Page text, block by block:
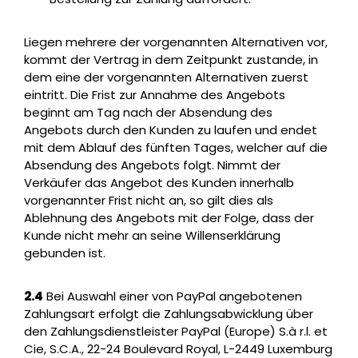
Liegen mehrere der vorgenannten Alternativen vor,
kommt der Vertrag in dem Zeitpunkt zustande, in
dem eine der vorgenannten Alternativen zuerst
eintritt. Die Frist zur Annahme des Angebots
beginnt am Tag nach der Absendung des
Angebots durch den Kunden zu laufen und endet
mit dem Ablauf des fünften Tages, welcher auf die
Absendung des Angebots folgt. Nimmt der
Verkäufer das Angebot des Kunden innerhalb
vorgenannter Frist nicht an, so gilt dies als
Ablehnung des Angebots mit der Folge, dass der
Kunde nicht mehr an seine Willenserklärung
gebunden ist.
2.4 Bei Auswahl einer von PayPal angebotenen
Zahlungsart erfolgt die Zahlungsabwicklung über
den Zahlungsdienstleister PayPal (Europe) S.à r.l. et
Cie, S.C.A., 22-24 Boulevard Royal, L-2449 Luxemburg